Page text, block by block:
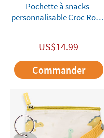
Pochette à snacks
personnalisable Croc Rock
US$14.99
Commander